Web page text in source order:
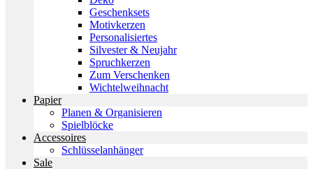
Geschenksets
Motivkerzen
Personalisiertes
Silvester & Neujahr
Spruchkerzen
Zum Verschenken
Wichtelweihnacht
Papier
Planen & Organisieren
Spielblöcke
Accessoires
Schlüsselanhänger
Sale